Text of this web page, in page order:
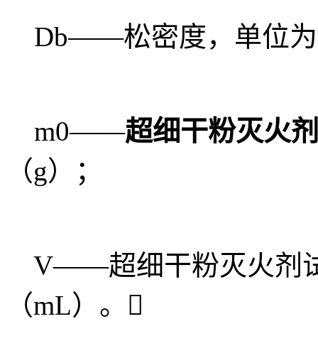
Db——松密度，单位为
m0——超细干粉灭火剂
（g）；
V——超细干粉灭火剂
（mL）。